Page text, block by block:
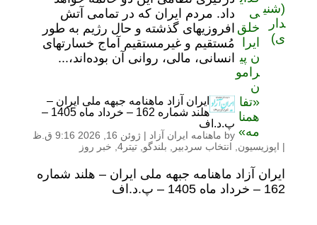
داد. مردم ایران که در تمامی آتش
افروزیهای گذشته و حال رژیم به طور
مُستقیم و غیرمستقیم آماج خسارتهای
انسانی، مالی، روانی آن بوده‌اند،...
ایران آزاد ماهنامه جبهه ملی ایران –
هلند شماره 162 – خرداد ماه 1405 –
پ.د.اف
by ماهنامه ایران آزاد |ژوئن 16, 2026 9:16 ق.ظ
| اپوزیسیون انتخاب سردبیر بلندگو تیتر4 , خبر روز
ایران آزاد ماهنامه جبهه ملی ایران – هلند شماره
162 – خرداد ماه 1405 – پ.د.اف